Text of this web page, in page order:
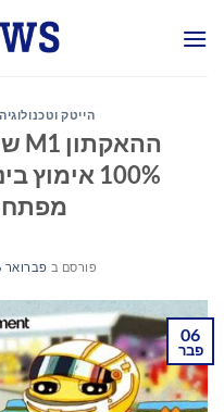
הייטק וטכנולוגיה
100%
פורסם ב פברואר 6, 2026
06
פבר